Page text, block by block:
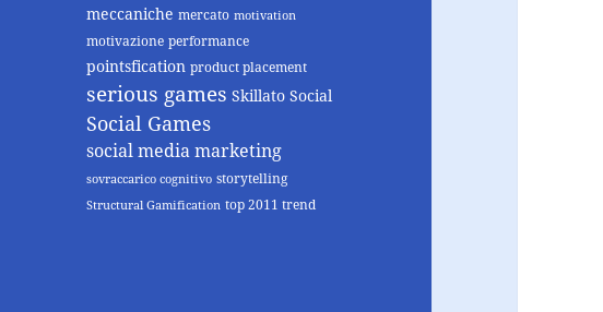
meccaniche mercato motivation
motivazione performance
pointsfication product placement
serious games Skillato Social
Social Games
social media marketing
sovraccarico cognitivo storytelling
Structural Gamification top 2011 trend